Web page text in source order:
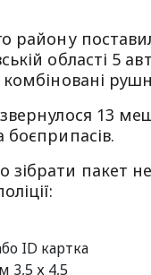
району
області 5
13
боєприпасів.
пакет
ID картка
3,5 х 4,5